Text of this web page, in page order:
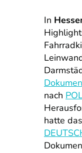
In
nach
hatte